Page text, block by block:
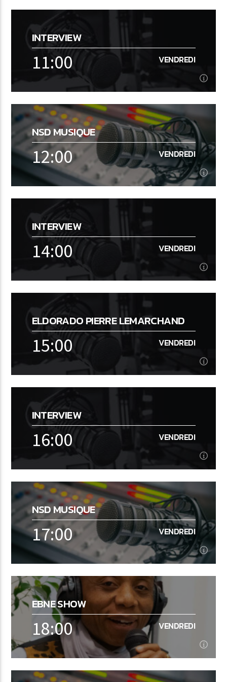
09:00 VENDREDI
Musique NON STOP
En savoir plus
INTERVIEW
11:00 VENDREDI
11:00 VENDREDI
Interview
En savoir plus
NSD MUSIQUE
12:00 VENDREDI
12:00 VENDREDI
Musique NON STOP
En savoir plus
INTERVIEW
14:00 VENDREDI
14:00 VENDREDI
Interview
En savoir plus
ELDORADO PIERRE LEMARCHAND
15:00 VENDREDI
15:00 VENDREDI
[...]
En savoir plus
INTERVIEW
16:00 VENDREDI
16:00 VENDREDI
Interview
En savoir plus
NSD MUSIQUE
17:00 VENDREDI
17:00 VENDREDI
Musique NON STOP
En savoir plus
EBNE SHOW
18:00 VENDREDI
18:00 VENDREDI